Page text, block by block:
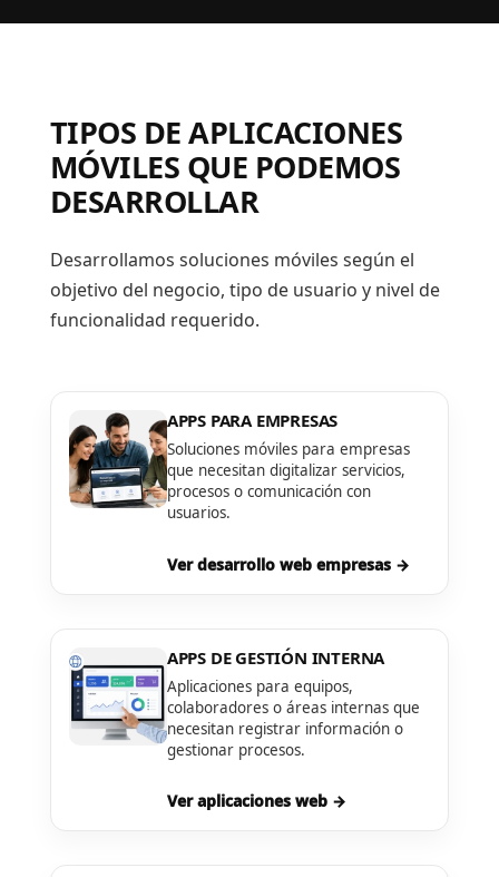
TIPOS DE APLICACIONES
MÓVILES QUE PODEMOS
DESARROLLAR
Desarrollamos soluciones móviles según el
objetivo del negocio, tipo de usuario y nivel de
funcionalidad requerido.
APPS PARA EMPRESAS
Soluciones móviles para empresas
que necesitan digitalizar servicios,
procesos o comunicación con
usuarios.
Ver desarrollo web empresas →
APPS DE GESTIÓN INTERNA
Aplicaciones para equipos,
colaboradores o áreas internas que
necesitan registrar información o
gestionar procesos.
Ver aplicaciones web →